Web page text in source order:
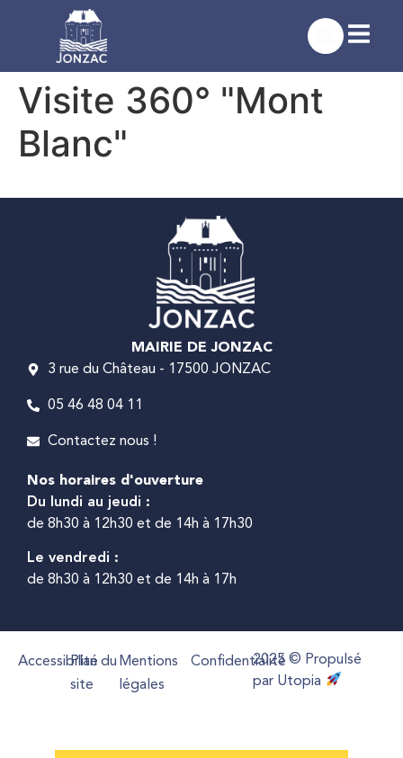
Visite 360° "Mont
Blanc"
MAIRIE DE JONZAC
3 rue du Château - 17500 JONZAC
05 46 48 04 11
Contactez nous !
Nos horaires d'ouverture
Du lundi au jeudi :
de 8h30 à 12h30 et de 14h à 17h30
Le vendredi :
de 8h30 à 12h30 et de 14h à 17h
Accessibilité
Plan du
site
Mentions
légales
Confidentialité2025 © Propulsé
par Utopia